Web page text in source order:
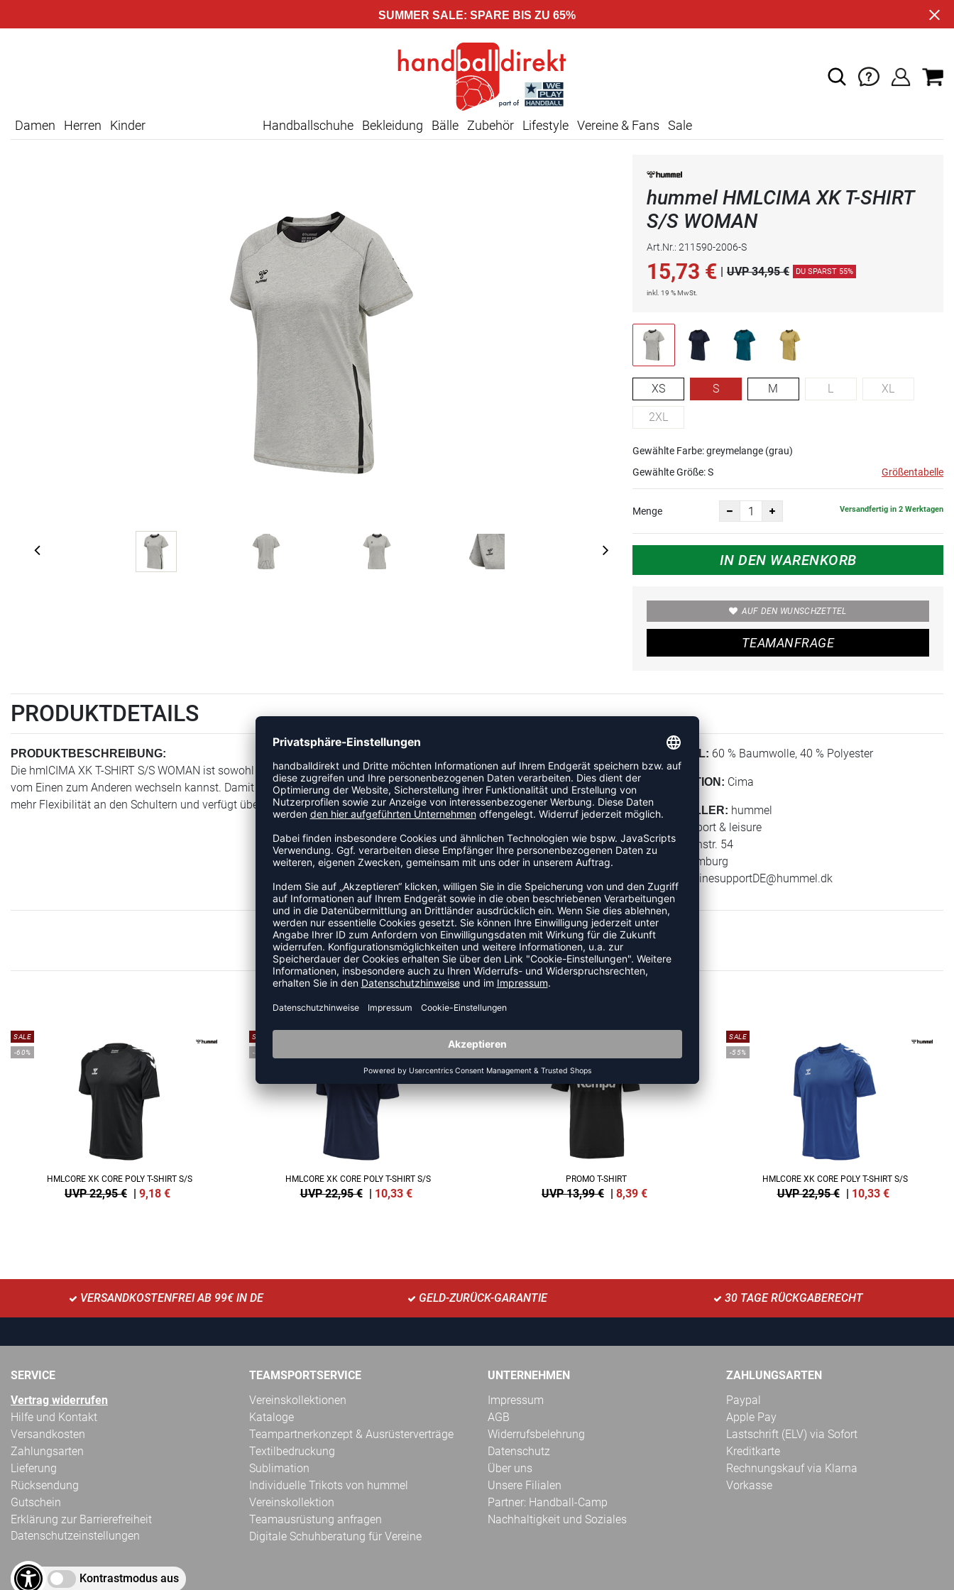
SUMMER SALE: SPARE BIS ZU 65%
Damen Herren Kinder Handballschuhe Bekleidung Bälle Zubehör Lifestyle Vereine & Fans Sale
hummel HMLCIMA XK T-SHIRT
S/S WOMAN
Art.Nr.: 211590-2006-S
15,73 € | UVP 34,95 € DU SPARST 55%
inkl. 19 % MwSt.
XS S M L XL
2XL
Gewählte Farbe: greymelange (grau)
Gewählte Größe:S Größentabelle
Menge Versandfertig in 2 Werktagen
IN DEN WARENKORB
AUF DEN WUNSCHZETTEL
TEAMANFRAGE
PRODUKTDETAILS
PRODUKTBESCHREIBUNG:
Die hmlCIMA XK T-SHIRT S/S WOMAN ist sowohl für das Training als auch für legere Freizeit konzipiert, sodass du jederzeit
vom Einen zum Anderen wechseln kannst. Damit bist du auf alles vorbereitet: Dieses hummel® T-Shirt hat Raglanärmel für
mehr Flexibilität an den Schultern und verfügt über unsere XK-Grafik auf der Rückseite.
MATERIAL: 60 % Baumwolle, 40 % Polyester
KOLLEKTION: Cima
HERSTELLER: hummel
hummel sport & leisure
Leverkusenstr. 54
22761 Hamburg
onlinesupportDE@hummel.dk
ZULETZT ANGESEHEN
MEHR AUS DER KATEGORIE T-SHIRTS
SALE
-60%
HMLCORE XK CORE POLY T-SHIRT S/S
UVP 22,95 € | 9,18 €
SALE
-55%
HMLCORE XK CORE POLY T-SHIRT S/S
UVP 22,95 € | 10,33 €
PROMO T-SHIRT
UVP 13,99 € | 8,39 €
SALE
-55%
HMLCORE XK CORE POLY T-SHIRT S/S
UVP 22,95 € | 10,33 €
VERSANDKOSTENFREI AB 99€ IN DE GELD-ZURÜCK-GARANTIE 30 TAGE RÜCKGABERECHT
SERVICE
Vertrag widerrufen
Hilfe und Kontakt
Versandkosten
Zahlungsarten
Lieferung
Rücksendung
Gutschein
Erklärung zur Barrierefreiheit
Datenschutzeinstellungen
Kontrastmodus aus
TEAMSPORTSERVICE
Vereinskollektionen
Kataloge
Teampartnerkonzept & Ausrüsterverträge
Textilbedruckung
Sublimation
Individuelle Trikots von hummel
Vereinskollektion
Teamausrüstung anfragen
Digitale Schuhberatung für Vereine
UNTERNEHMEN
Impressum
AGB
Widerrufsbelehrung
Datenschutz
Über uns
Unsere Filialen
Partner: Handball-Camp
Nachhaltigkeit und Soziales
ZAHLUNGSARTEN
Paypal
Apple Pay
Lastschrift (ELV) via Sofort
Kreditkarte
Rechnungskauf via Klarna
Vorkasse